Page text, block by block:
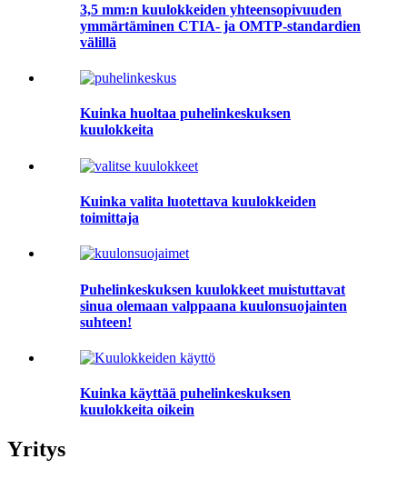
3,5 mm:n kuulokkeiden yhteensopivuuden
ymmärtäminen CTIA- ja OMTP-standardien
välillä
Kuinka huoltaa puhelinkeskuksen
kuulokkeita
Kuinka valita luotettava kuulokkeiden
toimittaja
Puhelinkeskuksen kuulokkeet muistuttavat
sinua olemaan valppaana kuulonsuojainten
suhteen!
Kuinka käyttää puhelinkeskuksen
kuulokkeita oikein
Yritys